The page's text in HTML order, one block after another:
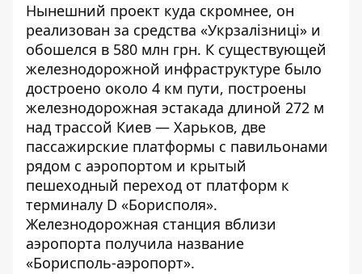
Нынешний проект куда скромнее, он
реализован за средства «Укрзалізниці» и
обошелся в 580 млн грн. К существующей
железнодорожной инфраструктуре было
достроено около 4 км пути, построены
железнодорожная эстакада длиной 272 м
над трассой Киев — Харьков, две
пассажирские платформы с павильонами
рядом с аэропортом и крытый
пешеходный переход от платформ к
терминалу D «Борисполя».
Железнодорожная станция вблизи
аэропорта получила название
«Борисполь-аэропорт».